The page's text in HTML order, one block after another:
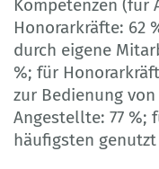
Kompetenzen (für
Honorarkräfte: 62
durch eigene
%; für
zur Bedienung
Angestellte: 77 %;
häufigsten